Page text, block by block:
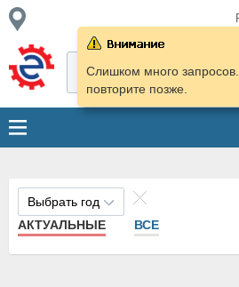
Слишком много
повторите позже.
Выбрать год
АКТУАЛЬНЫЕ
ВСЕ